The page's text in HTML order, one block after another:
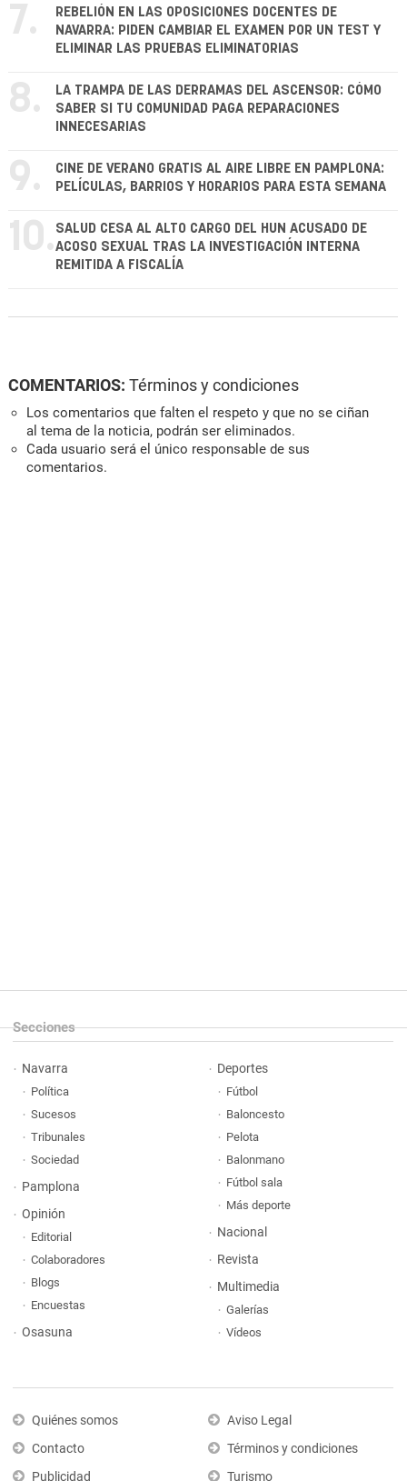
7.
REBELIÓN EN LAS OPOSICIONES DOCENTES DE
NAVARRA: PIDEN CAMBIAR EL EXAMEN POR UN TEST Y
ELIMINAR LAS PRUEBAS ELIMINATORIAS
8.
LA TRAMPA DE LAS DERRAMAS DEL ASCENSOR: CÓMO
SABER SI TU COMUNIDAD PAGA REPARACIONES
INNECESARIAS
9.
CINE DE VERANO GRATIS AL AIRE LIBRE EN PAMPLONA:
PELÍCULAS, BARRIOS Y HORARIOS PARA ESTA SEMANA
10. SALUD CESA AL ALTO CARGO DEL HUN ACUSADO DE
ACOSO SEXUAL TRAS LA INVESTIGACIÓN INTERNA
REMITIDA A FISCALÍA
COMENTARIOS: Términos y condiciones
Los comentarios que falten el respeto y que no se ciñan
al tema de la noticia, podrán ser eliminados.
Cada usuario será el único responsable de sus
comentarios.
Secciones
Navarra
Política
Sucesos
Tribunales
Sociedad
Pamplona
Opinión
Editorial
Colaboradores
Blogs
Encuestas
Osasuna
Deportes
Fútbol
Baloncesto
Pelota
Balonmano
Fútbol sala
Más deporte
Nacional
Revista
Multimedia
Galerías
Vídeos
Quiénes somos
Contacto
Publicidad
Aviso Legal
Términos y condiciones
Turismo